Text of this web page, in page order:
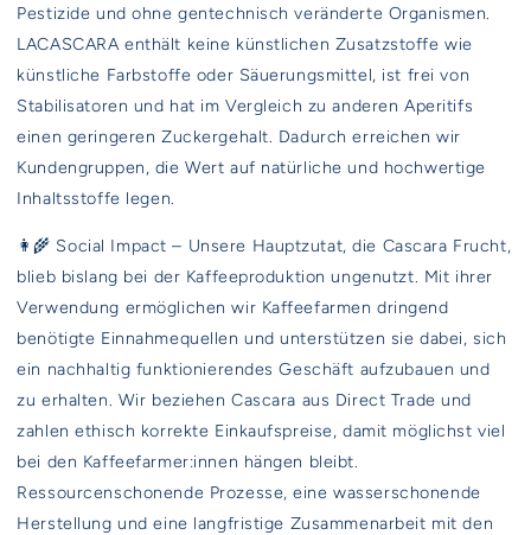
Pestizide und ohne gentechnisch veränderte Organismen.
LACASCARA enthält keine künstlichen Zusatzstoffe wie
künstliche Farbstoffe oder Säuerungsmittel, ist frei von
Stabilisatoren und hat im Vergleich zu anderen Aperitifs
einen geringeren Zuckergehalt. Dadurch erreichen wir
Kundengruppen, die Wert auf natürliche und hochwertige
Inhaltsstoffe legen.
👩‍🌾 Social Impact – Unsere Hauptzutat, die Cascara Frucht,
blieb bislang bei der Kaffeeproduktion ungenutzt. Mit ihrer
Verwendung ermöglichen wir Kaffeefarmen dringend
benötigte Einnahmequellen und unterstützen sie dabei, sich
ein nachhaltig funktionierendes Geschäft aufzubauen und
zu erhalten. Wir beziehen Cascara aus Direct Trade und
zahlen ethisch korrekte Einkaufspreise, damit möglichst viel
bei den Kaffeefarmer:innen hängen bleibt.
Ressourcenschonende Prozesse, eine wasserschonende
Herstellung und eine langfristige Zusammenarbeit mit den